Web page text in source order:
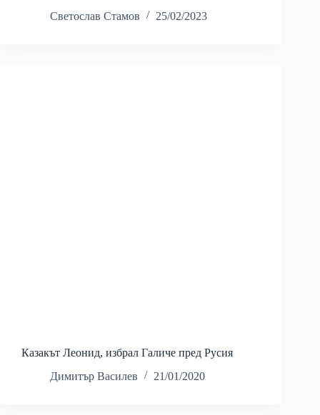
Светослав Стамов
25/02/2023
Казакът Леонид, избрал Галиче пред Русия
Димитър Василев
21/01/2020